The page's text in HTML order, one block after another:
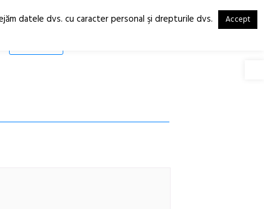
RO
EN
datele dvs. cu caracter personal şi drepturile dvs. Accept